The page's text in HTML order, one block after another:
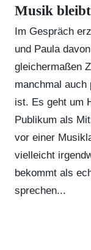
Musik
Im Gespräch
und Paula
gleichermaßen
manchmal
ist. Es geht um
Publikum als
vor einer
vielleicht
bekommt als
sprechen...